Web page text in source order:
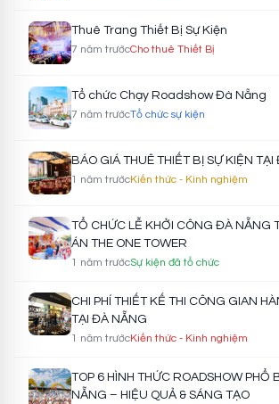
Thuê Trang Thiết Bị Sự Kiện
7 năm trướcCho thuê Thiết Bị
Tổ chức Chạy Roadshow Đà Nẵng
7 năm trướcTổ chức sự kiện
BÁO GIÁ THUÊ THIẾT BỊ SỰ KIỆN
1 năm trướcKiến thức - Kinh nghiệm
TỔ CHỨC LỄ KHỞI CÔNG ĐÀ NẴNG
ÁN THE ONE TOWER
1 năm trướcSự kiện đã tổ chức
CHI PHÍ THIẾT KẾ THI CÔNG GIAN
TẠI ĐÀ NẴNG
1 năm trướcKiến thức - Kinh nghiệm
TOP 6 HÌNH THỨC ROADSHOW PHỔ
NẴNG – HIỆU QUẢ & SÁNG TẠO